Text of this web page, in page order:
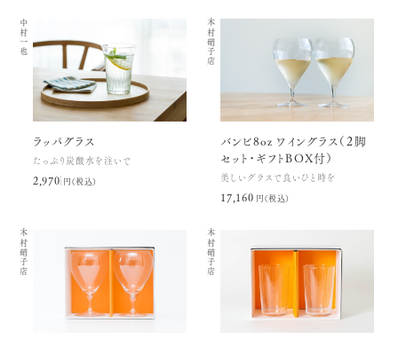
中村一也
ラッパグラス
たっぷり炭酸水を注いで
2,970円(税込)
木村硝子店
バンビ8oz ワイングラス（２脚
セット・ギフトBOX付）
美しいグラスで良いひと時を
17,160円(税込)
木村硝子店 木村硝子店